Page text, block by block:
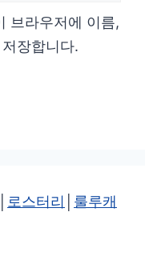
브라우저에 이름,
장합니다.
로스터리
룰루캐